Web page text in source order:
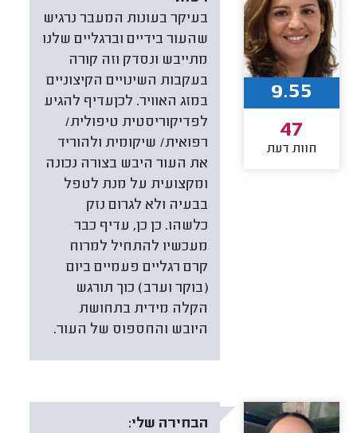
בעיקר בעונות המעבר נרגיש
שהעור בידיים וברגליים שלנו
מתייבש ונסדק וזה קורה
בעקבות השינויים הקיצוניים
במזג האוויר. לכןעדיף להגיע
לפדיקוריסטית טיפולית/
רפואית/ שיקומית ולהוריד
את העור היבש בצורה נכונה
ומקצועית על מנת לטפל
בבעיה ולא לגרום נזק
כלשהו. כן כן, עדיף כבר
מעכשיו להתחיל למרוח
קרם רגליים פעמיים ביום
(בוקר וערב) כוך תורגש
הקלה מידית בתחושת
היובש והחספוס של העור.
9.55
47
חוות דעת
הבחירה שלי: